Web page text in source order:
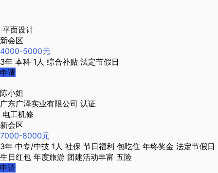
平面设计
新会区
4000-5000元
3年 本科 1人 综合补贴 法定节假日
申请
陈小姐
广东广泽实业有限公司 认证
电工机修
新会区
7000-8000元
3年 中专/中技 1人 社保 节日福利 包吃住 年终奖金 法定节假日
生日红包 年度旅游 团建活动丰富 五险
申请